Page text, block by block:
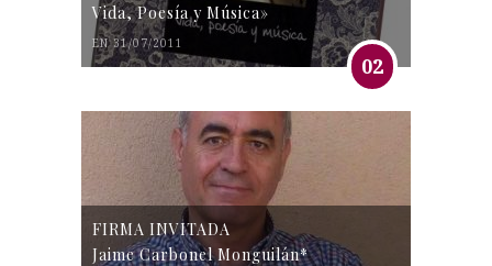
Vida, Poesía y Música»
EN 31/07/2011
02
FIRMA INVITADA
Jaime Carbonel Monguilán*